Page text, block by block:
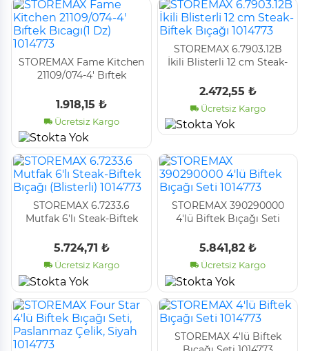
STOREMAX Fame Kitchen
21109/074-4' Bıftek
1.918,15 ₺
Ücretsiz Kargo
STOREMAX 6.7903.12B
İkili Blisterli 12 cm Steak-
2.472,55 ₺
Ücretsiz Kargo
STOREMAX 6.7233.6
Mutfak 6'lı Steak-Biftek
5.724,71 ₺
Ücretsiz Kargo
STOREMAX 390290000
4'lü Biftek Bıçağı Seti
5.841,82 ₺
Ücretsiz Kargo
STOREMAX 4'lü Biftek